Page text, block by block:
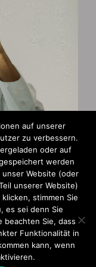
auf unserer
zu verbessern.
oder auf
werden
Website (oder
unserer Website)
stimmen Sie
es sei denn Sie
Sie, dass
Funktionalität in
kann, wenn